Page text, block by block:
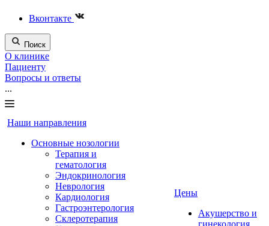
Вконтакте
Поиск
О клинике
Пациенту
Вопросы и ответы
...
Наши направления
Основные нозологии
Терапия и
гематология
Эндокринология
Неврология
Кардиология
Гастроэнтерология
Склеротерапия
Цены
Акушерство и
гинекология